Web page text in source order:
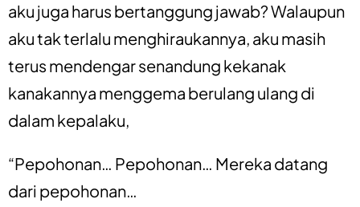
aku juga harus bertanggung jawab? Walaupun
aku tak terlalu menghiraukannya, aku masih
terus mendengar senandung kekanak
kanakannya menggema berulang ulang di
dalam kepalaku,
“Pepohonan… Pepohonan… Mereka datang
dari pepohonan…